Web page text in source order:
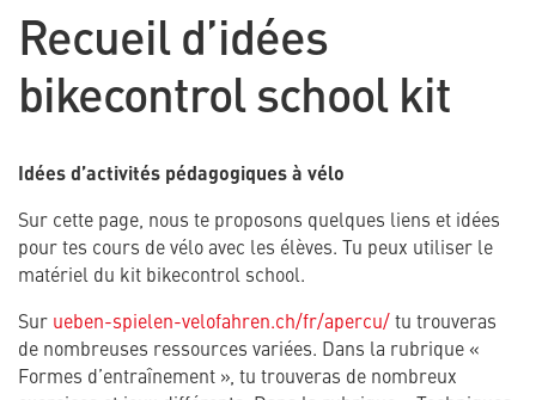
Recueil d’idées
bikecontrol school kit
Idées d’activités pédagogiques à vélo
Sur cette page, nous te proposons quelques liens et idées
pour tes cours de vélo avec les élèves. Tu peux utiliser le
matériel du kit bikecontrol school.
Sur ueben-spielen-velofahren.ch/fr/apercu/tu trouveras
de nombreuses ressources variées. Dans la rubrique «
Formes d’entraînement », tu trouveras de nombreux